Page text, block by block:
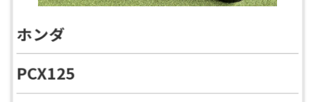
お客様のご希望に沿ったお見積もりを作
成することも可能です！
是非、「お問い合わせ・来店予約」ボタ
ホンダ
PCX125
前へ次へ